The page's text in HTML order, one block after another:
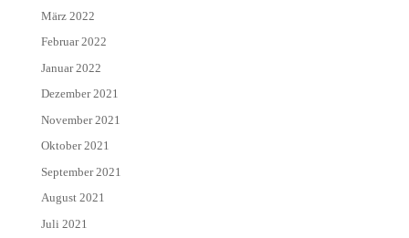
März 2022
Februar 2022
Januar 2022
Dezember 2021
November 2021
Oktober 2021
September 2021
August 2021
Juli 2021